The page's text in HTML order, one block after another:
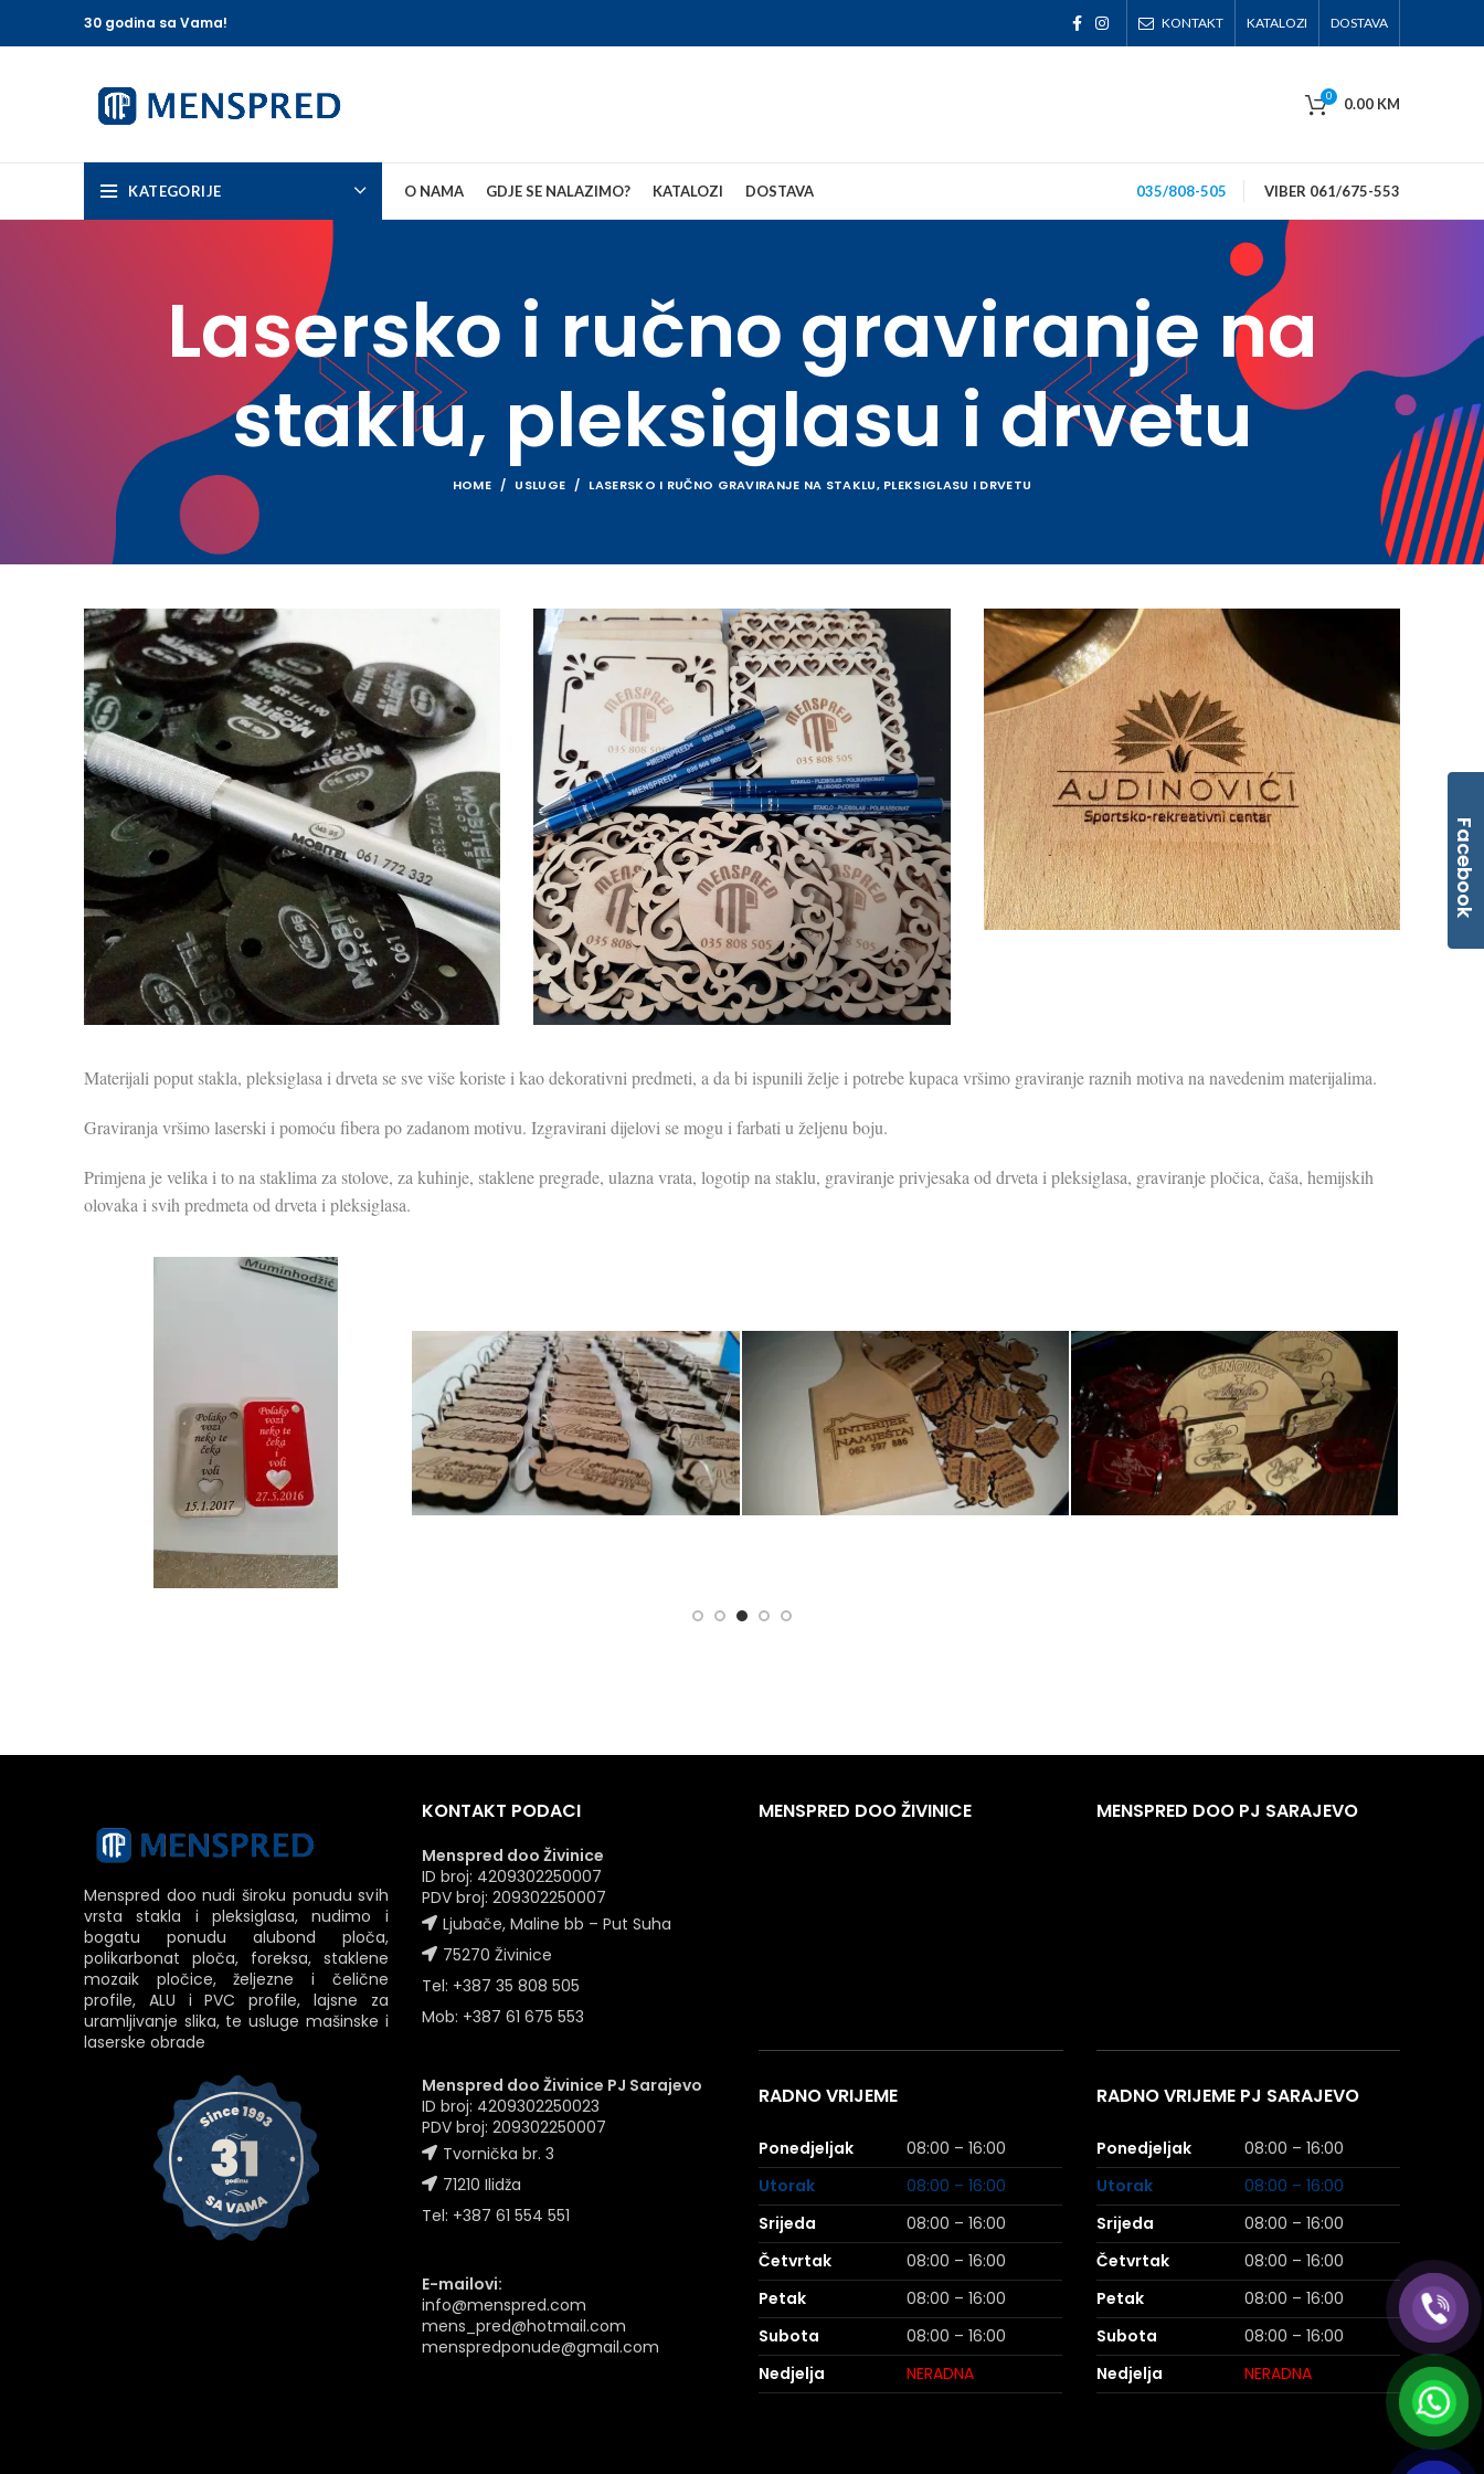
30 godina sa Vama! KONTAKT KATALOZI DOSTAVA
0 0.00 KM
KATEGORIJE O NAMA GDJE SE NALAZIMO? KATALOZI DOSTAVA 035/808-505 VIBER 061/675-553
Lasersko i ručno graviranje na
staklu, pleksiglasu i drvetu
HOME USLUGE LASERSKO I RUČNO GRAVIRANJE NA STAKLU, PLEKSIGLASU I DRVETU
Materijali poput stakla, pleksiglasa i drveta se sve više koriste i kao dekorativni predmeti, a da bi ispunili želje i potrebe kupaca vršimo graviranje raznih motiva na navedenim materijalima.
Graviranja vršimo laserski i pomoću fibera po zadanom motivu. Izgravirani dijelovi se mogu i farbati u željenu boju.
Primjena je velika i to na staklima za stolove, za kuhinje, staklene pregrade, ulazna vrata, logotip na staklu, graviranje privjesaka od drveta i pleksiglasa, graviranje pločica, čaša, hemijskih
olovaka i svih predmeta od drveta i pleksiglasa.
Menspred doo nudi široku ponudu svih
vrsta stakla i pleksiglasa, nudimo i
bogatu ponudu alubond ploča,
polikarbonat ploča, foreksa, staklene
mozaik pločice, željezne i čelične
profile, ALU i PVC profile, lajsne za
uramljivanje slika, te usluge mašinske i
laserske obrade
KONTAKT PODACI
Menspred doo Živinice
ID broj: 4209302250007
PDV broj: 209302250007
Ljubače, Maline bb – Put Suha
75270 Živinice
Tel: +387 35 808 505
Mob: +387 61 675 553
Menspred doo Živinice PJ Sarajevo
ID broj: 4209302250023
PDV broj: 209302250007
Tvornička br. 3
71210 Ilidža
Tel: +387 61 554 551
E-mailovi:
info@menspred.com
mens_pred@hotmail.com
menspredponude@gmail.com
MENSPRED DOO ŽIVINICE
RADNO VRIJEME
Ponedjeljak
08:00 – 16:00
Utorak
08:00 – 16:00
Srijeda
08:00 – 16:00
Četvrtak
08:00 – 16:00
Petak
08:00 – 16:00
Subota
08:00 – 16:00
Nedjelja
NERADNA
MENSPRED DOO PJ SARAJEVO
RADNO VRIJEME PJ SARAJEVO
Ponedjeljak
08:00 – 16:00
Utorak
08:00 – 16:00
Srijeda
08:00 – 16:00
Četvrtak
08:00 – 16:00
Petak
08:00 – 16:00
Subota
08:00 – 16:00
Nedjelja
NERADNA
Facebook